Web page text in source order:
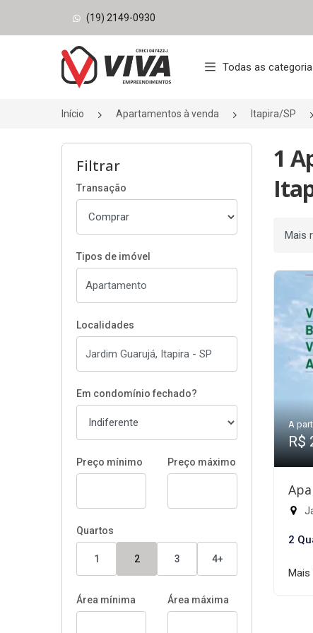
(19) 2149-0930
Página inicial
Todas as
Início Apartamentos à venda Itapira/SP
Filtrar
Transação
Tipos de imóvel
Localidades
Em condomínio fechado?
Preço mínimo Preço máximo
Quartos
1 2 3 4+
Área mínima Área máxima
1
A
R$
2